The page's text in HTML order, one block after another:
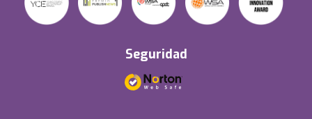
Seguridad